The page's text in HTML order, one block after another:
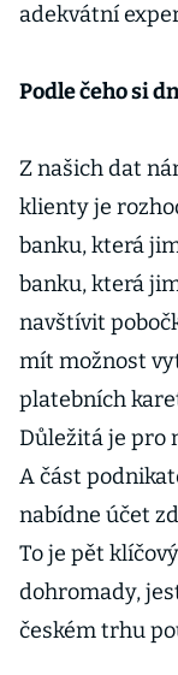
adekvátní
Podle čeho si
Z našich dat
klienty je
banku, která
banku, která
navštívit
mít možnost
platebních
Důležitá je pro
A část
nabídne účet
To je pět
dohromady,
českém trhu